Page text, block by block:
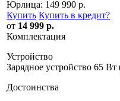
Юрлица: 149 990 р.
Купить Купить в кредит?
от 14 999 р.
Комплектация
Устройство
Зарядное устройство 65 Вт
Достоинства